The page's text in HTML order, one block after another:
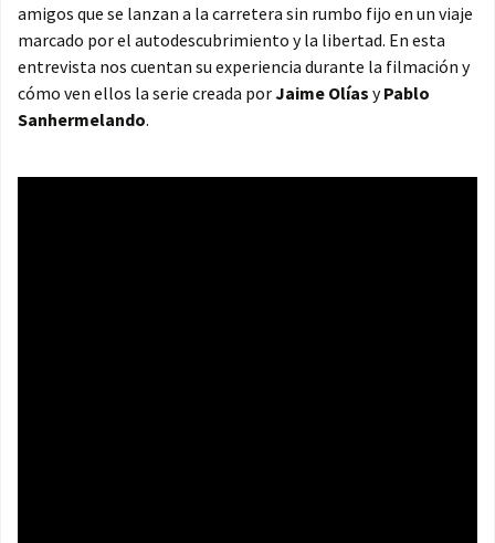
amigos que se lanzan a la carretera sin rumbo fijo en un viaje
marcado por el autodescubrimiento y la libertad. En esta
entrevista nos cuentan su experiencia durante la filmación y
cómo ven ellos la serie creada porJaime Olías yPablo
Sanhermelando.